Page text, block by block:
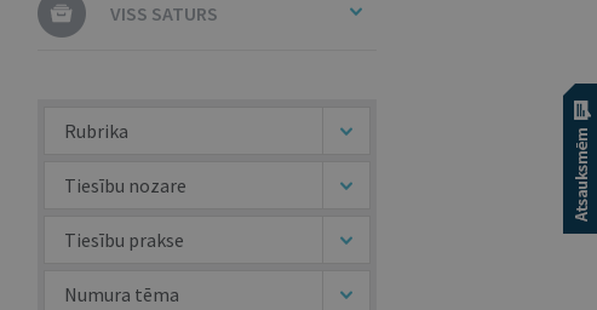
VISS SATURS
Rubrika
Tiesību nozare
Tiesību prakse
Numura tēma